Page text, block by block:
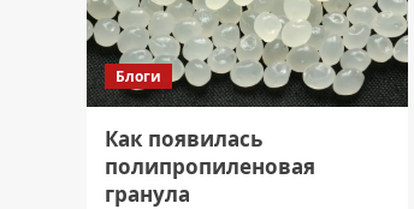
Блоги
Как появилась
полипропиленовая
гранула